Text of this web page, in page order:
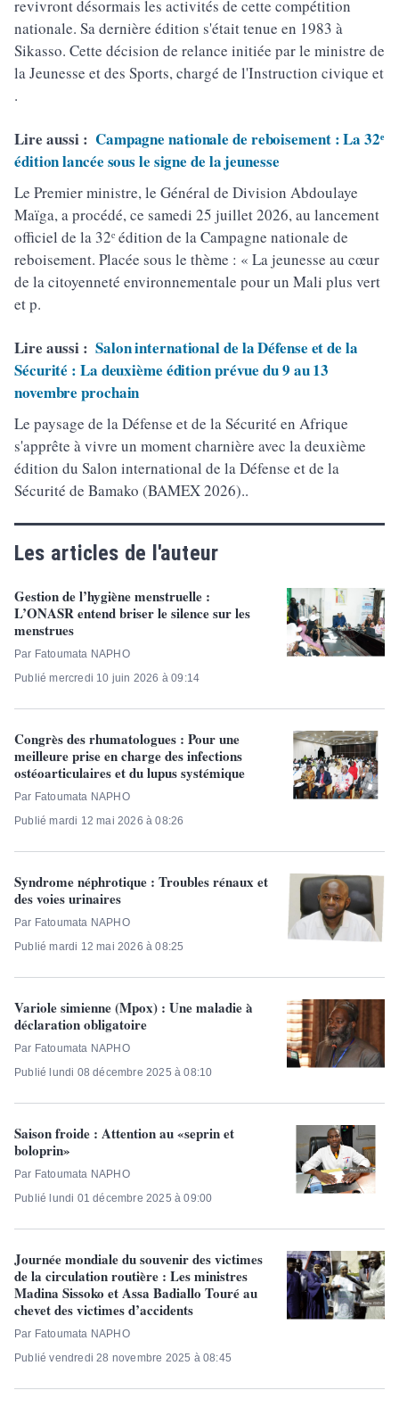
revivront désormais les activités de cette compétition
nationale. Sa dernière édition s'était tenue en 1983 à
Sikasso. Cette décision de relance initiée par le ministre de
la Jeunesse et des Sports, chargé de l'Instruction civique et
.
Lire aussi : Campagne nationale de reboisement : La 32ᵉ
édition lancée sous le signe de la jeunesse
Le Premier ministre, le Général de Division Abdoulaye
Maïga, a procédé, ce samedi 25 juillet 2026, au lancement
officiel de la 32ᵉ édition de la Campagne nationale de
reboisement. Placée sous le thème : « La jeunesse au cœur
de la citoyenneté environnementale pour un Mali plus vert
et p.
Lire aussi : Salon international de la Défense et de la
Sécurité : La deuxième édition prévue du 9 au 13
novembre prochain
Le paysage de la Défense et de la Sécurité en Afrique
s'apprête à vivre un moment charnière avec la deuxième
édition du Salon international de la Défense et de la
Sécurité de Bamako (BAMEX 2026)..
Les articles de l'auteur
Gestion de l’hygiène menstruelle :
L’ONASR entend briser le silence sur les
menstrues
Par Fatoumata NAPHO
Publié mercredi 10 juin 2026 à 09:14
Congrès des rhumatologues : Pour une
meilleure prise en charge des infections
ostéoarticulaires et du lupus systémique
Par Fatoumata NAPHO
Publié mardi 12 mai 2026 à 08:26
Syndrome néphrotique : Troubles rénaux et
des voies urinaires
Par Fatoumata NAPHO
Publié mardi 12 mai 2026 à 08:25
Variole simienne (Mpox) : Une maladie à
déclaration obligatoire
Par Fatoumata NAPHO
Publié lundi 08 décembre 2025 à 08:10
Saison froide : Attention au «seprin et
boloprin»
Par Fatoumata NAPHO
Publié lundi 01 décembre 2025 à 09:00
Journée mondiale du souvenir des victimes
de la circulation routière : Les ministres
Madina Sissoko et Assa Badiallo Touré au
chevet des victimes d’accidents
Par Fatoumata NAPHO
Publié vendredi 28 novembre 2025 à 08:45